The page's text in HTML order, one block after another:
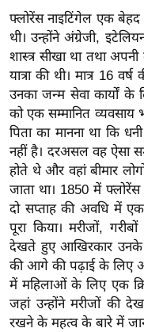
त
यं
ग
इं
डि
या
सा
हि
त्य
ज
ग
त
ऑ
टो
व
फ्लोरेंस नाइटिंगेल एक
थी। उन्होंने अंग्रेजी,
शास्त्र सीखा था तथा
यात्रा की थी। मात्र 16
उनका जन्म सेवा कार्यों के
को एक सम्मानित व्यवसाय
पिता का मानना था कि
नहीं है। दरअसल वह ऐसा
होते थे और वहां बीमार
जाता था। 1850 में फ्लोरेंस
दो सप्ताह की अवधि में
पूरा किया। मरीजों,
देखते हुए आखिरकार उनके
की आगे की पढ़ाई के लिए
में महिलाओं के लिए एक
जहां उन्होंने मरीजों की
रखने के महत्व के बारे में